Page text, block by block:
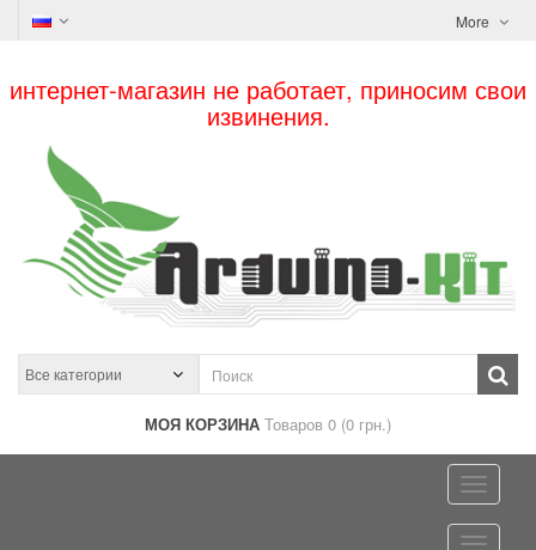
More
интернет-магазин не работает, приносим свои
извинения.
МОЯ КОРЗИНА Товаров 0 (0 грн.)